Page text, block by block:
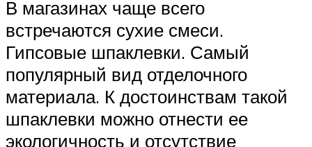
В магазинах чаще всего
встречаются сухие смеси.
Гипсовые шпаклевки. Самый
популярный вид отделочного
материала. К достоинствам такой
шпаклевки можно отнести ее
экологичность и отсутствие